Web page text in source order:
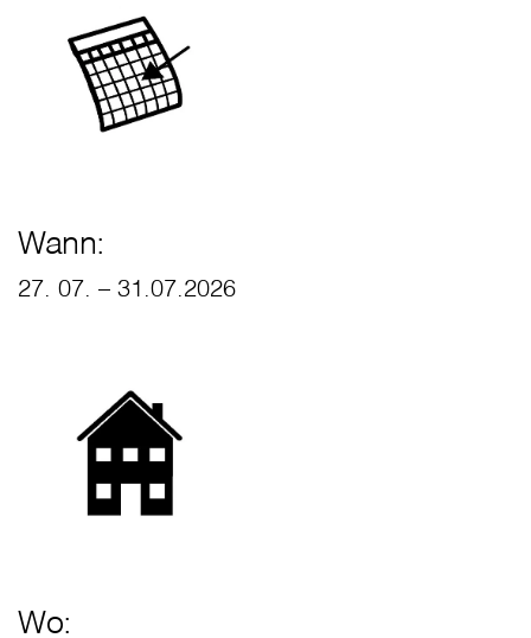
Wann:
27. 07. – 31.07.2026
Wo: